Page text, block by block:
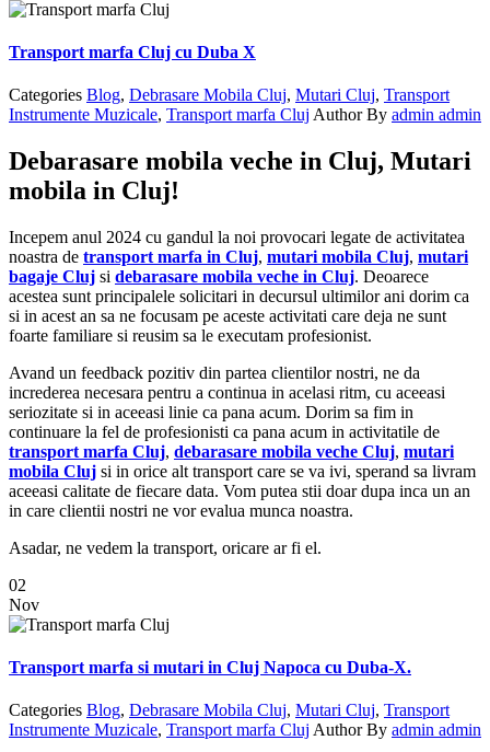
Transport marfa Cluj cu Duba X
Categories Blog, Debrasare Mobila Cluj, Mutari Cluj, Transport
Instrumente Muzicale, Transport marfa Cluj AuthorBy admin admin
Debarasare mobila veche in Cluj, Mutari
mobila in Cluj!
Incepem anul 2024 cu gandul la noi provocari legate de activitatea
noastra de transport marfa in Cluj, mutari mobila Cluj, mutari
bagaje Cluj si debarasare mobila veche in Cluj. Deoarece
acestea sunt principalele solicitari in decursul ultimilor ani dorim ca
si in acest an sa ne focusam pe aceste activitati care deja ne sunt
foarte familiare si reusim sa le executam profesionist.
Avand un feedback pozitiv din partea clientilor nostri, ne da
increderea necesara pentru a continua in acelasi ritm, cu aceeasi
seriozitate si in aceeasi linie ca pana acum. Dorim sa fim in
continuare la fel de profesionisti ca pana acum in activitatile de
transport marfa Cluj, debarasare mobila veche Cluj, mutari
mobila Cluj si in orice alt transport care se va ivi, sperand sa livram
aceeasi calitate de fiecare data. Vom putea stii doar dupa inca un an
in care clientii nostri ne vor evalua munca noastra.
Asadar, ne vedem la transport, oricare ar fi el.
02
Nov
Transport marfa si mutari in Cluj Napoca cu Duba-X.
Categories Blog, Debrasare Mobila Cluj, Mutari Cluj, Transport
Instrumente Muzicale, Transport marfa Cluj AuthorBy admin admin